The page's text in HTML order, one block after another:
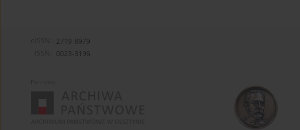
2719-8979
0023-3196